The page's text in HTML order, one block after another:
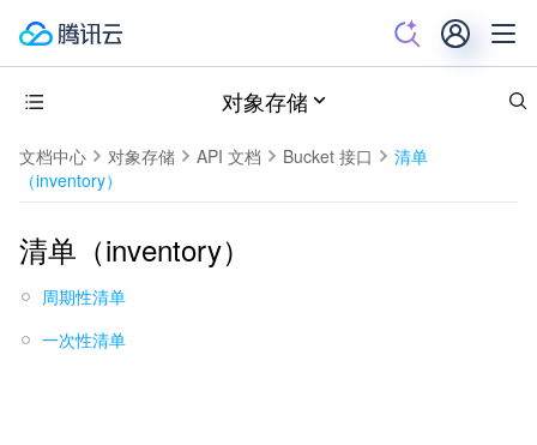
对象存储
文档中心 对象存储 API 文档 Bucket 接口
清单
（inventory）
清单（inventory）
周期性清单
一次性清单